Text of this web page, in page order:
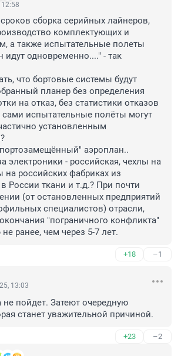
сборка серийных лайнеров,
комплектующих и
а также испытательные полеты
одновременно...." - так
что бортовые системы будут
планер без определения
на отказ, без статистики отказов
испытательные полёты могут
установленным
аэроплан..
электроники - российская, чехлы на
на российских фабриках из
России ткани и т.д.? При почти
(от остановленных предприятий
специалистов) отрасли,
"пограничного конфликта"
ранее, чем через 5-7 лет.
+18 –1
13:03
не пойдет. Затеют очередную
станет уважительной причиной.
+23 –2